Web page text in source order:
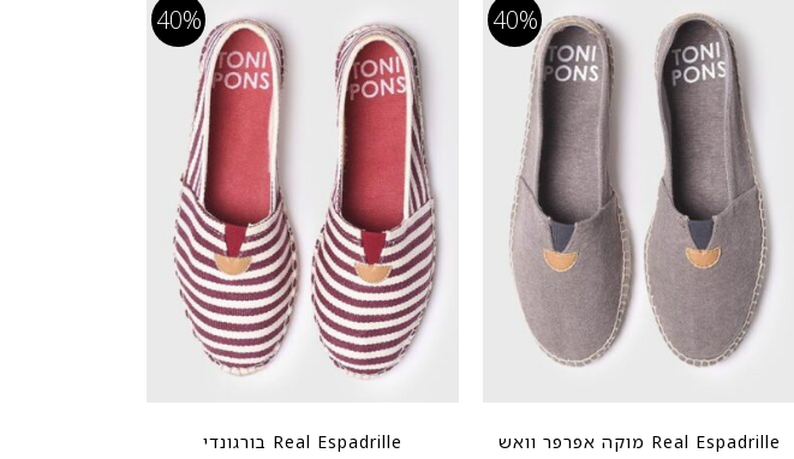
40%
Real Espadrille מוקה אפרפר וואש
40%
Real Espadrille בורגונדי